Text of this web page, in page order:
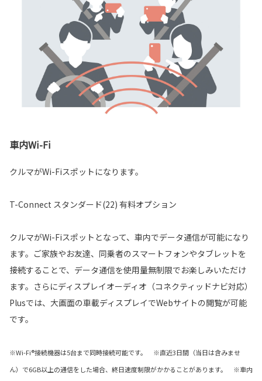
車内Wi-Fi
クルマがWi-Fiスポットになります。
T-Connect スタンダード(22) 有料オプション
クルマがWi-Fiスポットとなって、車内でデータ通信が可能になり
ます。ご家族やお友達、同乗者のスマートフォンやタブレットを
接続することで、データ通信を使用量無制限でお楽しみいただけ
ます。さらにディスプレイオーディオ（コネクティッドナビ対応）
Plusでは、大画面の車載ディスプレイでWebサイトの閲覧が可能
です。
※Wi-Fi®接続機器は5台まで同時接続可能です。 ※直近3日間（当日は含みませ
ん）で6GB以上の通信をした場合、終日速度制限がかかることがあります。 ※車内